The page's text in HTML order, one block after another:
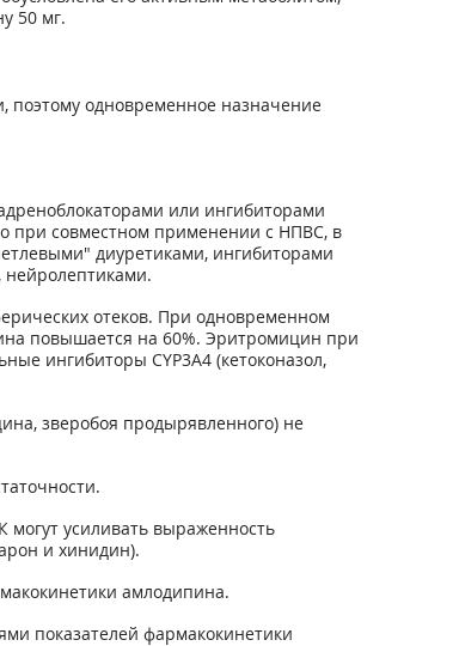
50 мг.
поэтому одновременное назначение
или ингибиторами
при совместном применении с НПВС, в
диуретиками, ингибиторами
нейролептиками.
отеков. При одновременном
повышается на 60%. Эритромицин при
ингибиторы CYP3A4 (кетоконазол,
зверобоя продырявленного) не
усиливать выраженность
и хинидин).
амлодипина.
показателей фармакокинетики